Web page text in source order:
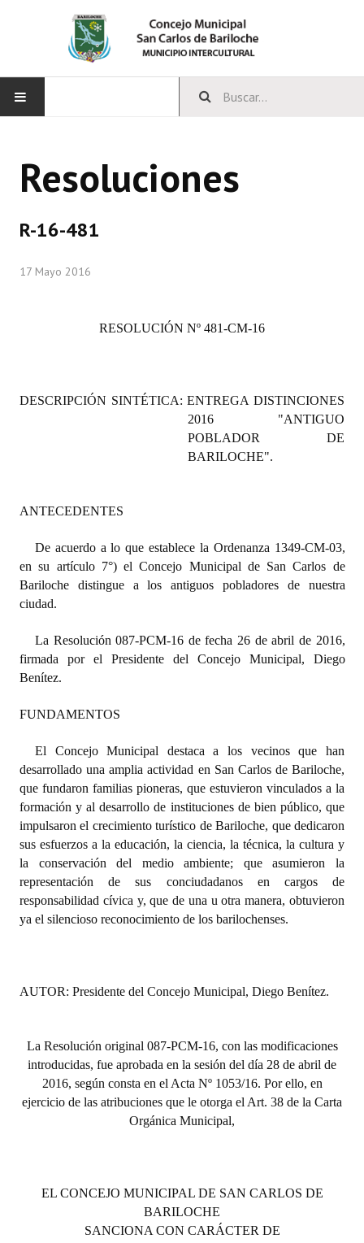
CONCEJO
Comisiones Permanentes
Reglamento Interno
Digesto
DOCUMENTOS
Dictámenes Asesoría Letrada
Actas de Sesión
Informes de Unidad Coordinadora
Ejecución Presupuestaria
Actas de Audiencias Públicas
NORMATIVA
Declaraciones
Resoluciones de Presidencia
INSTITUCIONAL
Registros y Distinciones
Resoluciones
R-16-481
17 Mayo 2016
RESOLUCIÓN Nº 481-CM-16
DESCRIPCIÓN SINTÉTICA:ENTREGA DISTINCIONES
2016 "ANTIGUO
POBLADOR DE
BARILOCHE".
ANTECEDENTES
De acuerdo a lo que establece la Ordenanza 1349-CM-03,
en su artículo 7°) el Concejo Municipal de San Carlos de
Bariloche distingue a los antiguos pobladores de nuestra
ciudad.
La Resolución 087-PCM-16 de fecha 26 de abril de 2016,
firmada por el Presidente del Concejo Municipal, Diego
Benítez.
FUNDAMENTOS
El Concejo Municipal destaca a los vecinos que han
desarrollado una amplia actividad en San Carlos de Bariloche,
que fundaron familias pioneras, que estuvieron vinculados a la
formación y al desarrollo de instituciones de bien público, que
impulsaron el crecimiento turístico de Bariloche, que dedicaron
sus esfuerzos a la educación, la ciencia, la técnica, la cultura y
la conservación del medio ambiente; que asumieron la
representación de sus conciudadanos en cargos de
responsabilidad cívica y, que de una u otra manera, obtuvieron
ya el silencioso reconocimiento de los barilochenses.
AUTOR: Presidente del Concejo Municipal, Diego Benítez.
La Resolución original 087-PCM-16, con las modificaciones
introducidas, fue aprobada en la sesión del día 28 de abril de
2016, según consta en el Acta Nº 1053/16. Por ello, en
ejercicio de las atribuciones que le otorga el Art. 38 de la Carta
Orgánica Municipal,
EL CONCEJO MUNICIPAL DE SAN CARLOS DE
BARILOCHE
SANCIONA CON CARÁCTER DE